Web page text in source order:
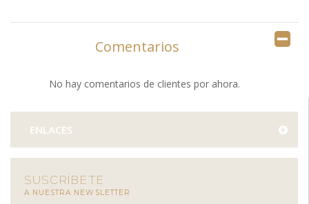
Comentarios
No hay comentarios de clientes por ahora.
ENLACES
SUSCRÍBETE
A NUESTRA NEWSLETTER